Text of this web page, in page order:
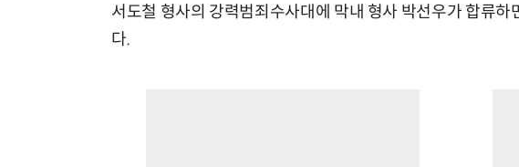
서도철 형사의 강력범죄수사대에 막내 형사 박선우가 합류
다.